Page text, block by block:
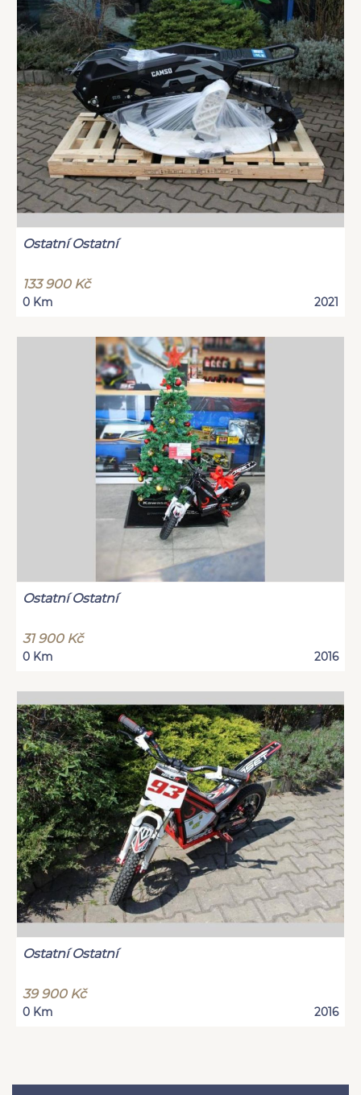
Ostatní Ostatní
133 900 Kč
0 Km 2021
Ostatní Ostatní
31 900 Kč
0 Km 2016
Ostatní Ostatní
39 900 Kč
0 Km 2016